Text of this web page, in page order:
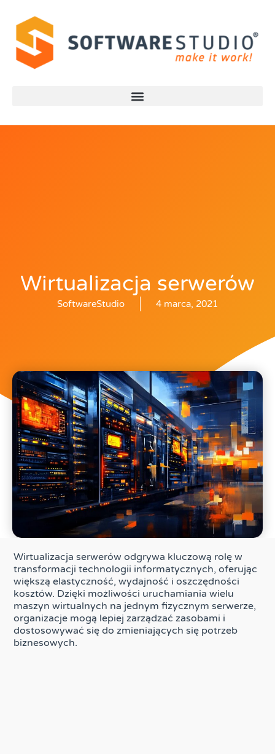
Wirtualizacja serwerów
SoftwareStudio 4 marca, 2021
Wirtualizacja serwerów odgrywa kluczową rolę w
transformacji technologii informatycznych, oferując
większą elastyczność, wydajność i oszczędności
kosztów. Dzięki możliwości uruchamiania wielu
maszyn wirtualnych na jednym fizycznym serwerze,
organizacje mogą lepiej zarządzać zasobami i
dostosowywać się do zmieniających się potrzeb
biznesowych.